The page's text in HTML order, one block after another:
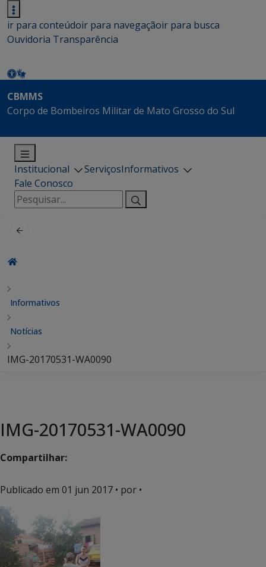
ir para conteúdoir para navegaçãoir para busca
Ouvidoria Transparência
CBMMS
Corpo de Bombeiros Militar de Mato Grosso do Sul
Institucional ServiçosInformativos
Fale Conosco
Pesquisar
por:
Informativos
Notícias
IMG-20170531-WA0090
IMG-20170531-WA0090
Compartilhar:
Publicado em 01 jun 2017 • por •